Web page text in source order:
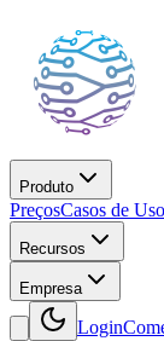
Produto
PreçosCasos de Uso
Recursos
Empresa
Login